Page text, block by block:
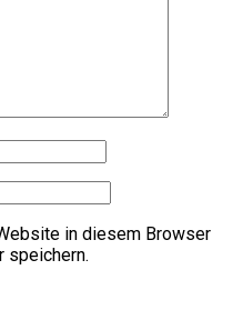
in diesem Browser
speichern.